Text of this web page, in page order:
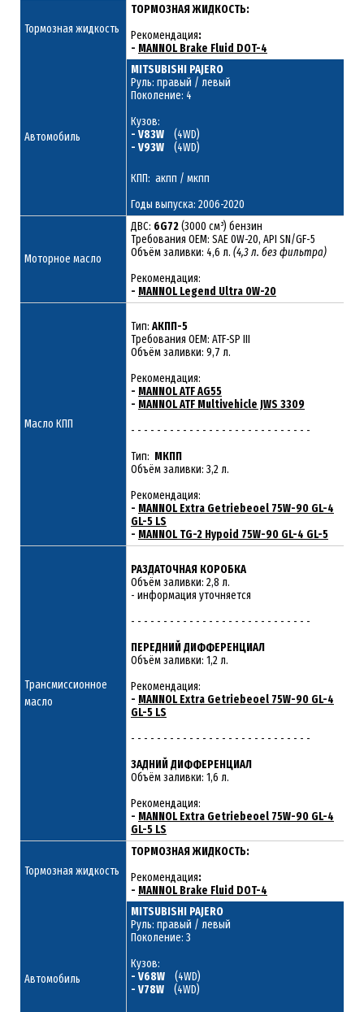
Тормозная жидкость
ТОРМОЗНАЯ ЖИДКОСТЬ:
Рекомендация:
- MANNOL Brake Fluid DOT-4
Автомобиль
MITSUBISHI PAJERO
Руль: правый / левый
Поколение: 4
Кузов:
- V83W (4WD)
- V93W (4WD)
КПП: акпп / мкпп
Годы выпуска: 2006-2020
Моторное масло
ДВС: 6G72(3000 см³) бензин
Требования ОЕМ: SAE 0W-20, API SN/GF-5
Объём заливки: 4,6 л. (4,3 л. без фильтра)
Рекомендация:
- MANNOL Legend Ultra 0W-20
Масло КПП
Тип: АКПП-5
Требования OEM: ATF-SP III
Объём заливки: 9,7 л.
Рекомендация:
- MANNOL ATF AG55
- MANNOL ATF Multivehicle JWS 3309
- - - - - - - - - - - - - - - - - - - - - - - - - - - -
Тип: МКПП
Объём заливки: 3,2 л.
Рекомендация:
- MANNOL Extra Getriebeoel 75W-90 GL-4
GL-5 LS
- MANNOL TG-2 Hypoid 75W-90 GL-4 GL-5
Трансмиссионное
масло
РАЗДАТОЧНАЯ КОРОБКА
Объём заливки: 2,8 л.
- информация уточняется
- - - - - - - - - - - - - - - - - - - - - - - - - - - -
ПЕРЕДНИЙ ДИФФЕРЕНЦИАЛ
Объём заливки: 1,2 л.
Рекомендация:
- MANNOL Extra Getriebeoel 75W-90 GL-4
GL-5 LS
- - - - - - - - - - - - - - - - - - - - - - - - - - - -
ЗАДНИЙ ДИФФЕРЕНЦИАЛ
Объём заливки: 1,6 л.
Рекомендация:
- MANNOL Extra Getriebeoel 75W-90 GL-4
GL-5 LS
Тормозная жидкость
ТОРМОЗНАЯ ЖИДКОСТЬ:
Рекомендация:
- MANNOL Brake Fluid DOT-4
Автомобиль
MITSUBISHI PAJERO
Руль: правый / левый
Поколение: 3
Кузов:
- V68W (4WD)
- V78W (4WD)